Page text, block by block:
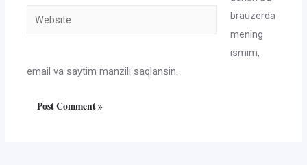
Website
brauzerda
mening
ismim,
email va saytim manzili saqlansin.